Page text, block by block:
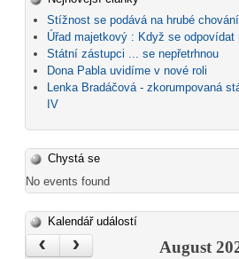
Stížnost se podává na hrubé
Úřad majetkový : Když se odpovídat
Státní zástupci ... se nepřetrhnou
Dona Pabla uvidíme v nové roli
Lenka Bradáčová - zkorumpovaná
IV
Chystá se
No events found
Kalendář událostí
‹ › August